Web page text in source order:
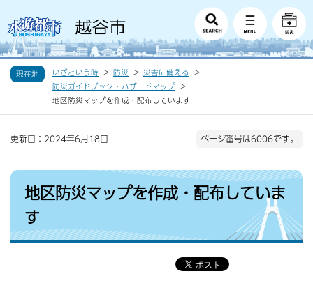
現在地 いざという時 防災
災害に備える
防災ガイドブック・ハザードマップ
地区防災マップを作成・配布しています
更新日：2024年6月18日 ページ番号は6006です。
地区防災マップを作成・配布していま
す